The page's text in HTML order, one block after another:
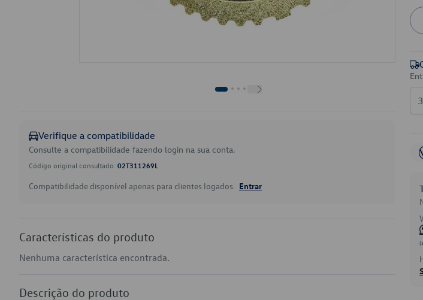
Verifique a compatibilidade
Consulte a compatibilidade fazendo login na sua conta.
Código original consultado: 02T311269L
Compatibilidade disponível apenas para clientes logados. Entrar
Características do produto
Nenhuma característica encontrada.
Descrição do produto